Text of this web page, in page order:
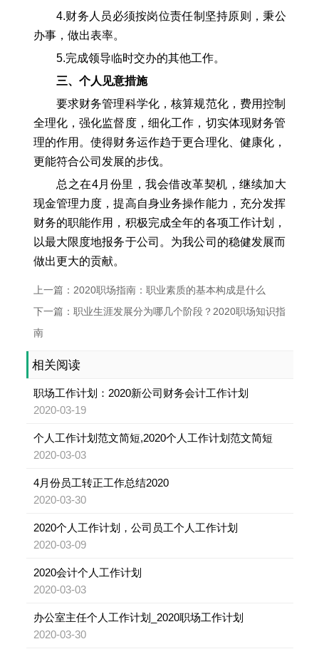
4.财务人员必须按岗位责任制坚持原则，秉公
办事，做出表率。
5.完成领导临时交办的其他工作。
三、个人见意措施
要求财务管理科学化，核算规范化，费用控制
全理化，强化监督度，细化工作，切实体现财务管
理的作用。使得财务运作趋于更合理化、健康化，
更能符合公司发展的步伐。
总之在4月份里，我会借改革契机，继续加大
现金管理力度，提高自身业务操作能力，充分发挥
财务的职能作用，积极完成全年的各项工作计划，
以最大限度地报务于公司。为我公司的稳健发展而
做出更大的贡献。
上一篇：2020职场指南：职业素质的基本构成是什么
下一篇：职业生涯发展分为哪几个阶段？2020职场知识指
南
相关阅读
职场工作计划：2020新公司财务会计工作计划
2020-03-19
个人工作计划范文简短,2020个人工作计划范文简短
2020-03-03
4月份员工转正工作总结2020
2020-03-30
2020个人工作计划，公司员工个人工作计划
2020-03-09
2020会计个人工作计划
2020-03-03
办公室主任个人工作计划_2020职场工作计划
2020-03-30